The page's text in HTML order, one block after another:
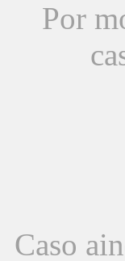
Por
Caso